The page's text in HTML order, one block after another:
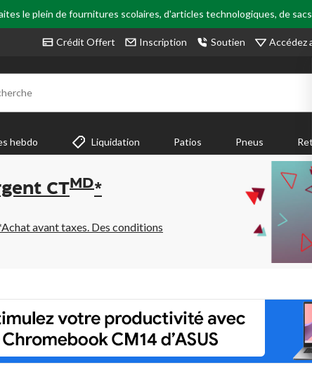
le plein de fournitures scolaires, d'articles technologiques, de
Crédit Offert Inscription Soutien Accédez
hebdo Liquidation Patios Pneus
CT MD*
avant taxes. Des conditions